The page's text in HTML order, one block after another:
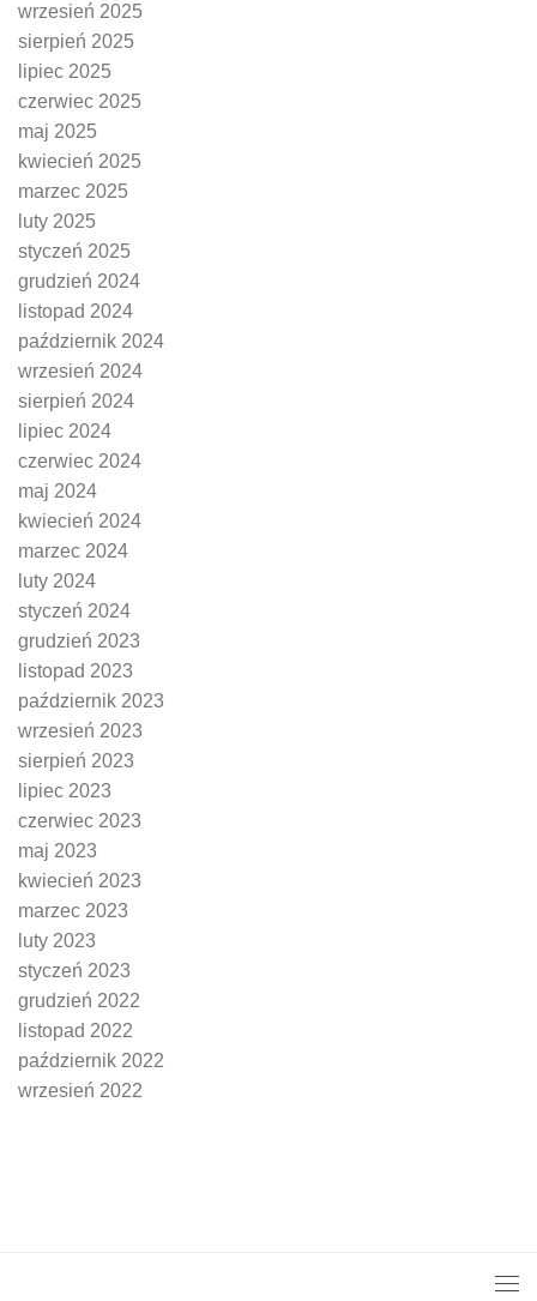
wrzesień 2025
sierpień 2025
lipiec 2025
czerwiec 2025
maj 2025
kwiecień 2025
marzec 2025
luty 2025
styczeń 2025
grudzień 2024
listopad 2024
październik 2024
wrzesień 2024
sierpień 2024
lipiec 2024
czerwiec 2024
maj 2024
kwiecień 2024
marzec 2024
luty 2024
styczeń 2024
grudzień 2023
listopad 2023
październik 2023
wrzesień 2023
sierpień 2023
lipiec 2023
czerwiec 2023
maj 2023
kwiecień 2023
marzec 2023
luty 2023
styczeń 2023
grudzień 2022
listopad 2022
październik 2022
wrzesień 2022